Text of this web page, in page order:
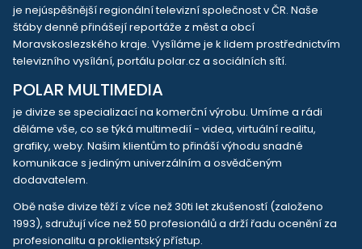
je nejúspěšnější regionální televizní společnost v ČR. Naše
štáby denně přinášejí reportáže z měst a obcí
Moravskoslezského kraje. Vysíláme je k lidem prostřednictvím
televizního vysílání, portálu polar.cz a sociálních sítí.
POLAR MULTIMEDIA
je divize se specializací na komerční výrobu. Umíme a rádi
děláme vše, co se týká multimedií - videa, virtuální realitu,
grafiky, weby. Našim klientům to přináší výhodu snadné
komunikace s jediným univerzálním a osvědčeným
dodavatelem.
Obě naše divize těží z více než 30ti let zkušeností (založeno
1993), sdružují více než 50 profesionálů a drží řadu ocenění za
profesionalitu a proklientský přístup.